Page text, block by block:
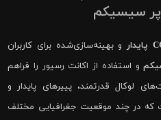
سیسیکم
و بهینه‌سازی‌شده برای کاربران
و استفاده از اکانت رسیور را فراهم
لوکال قدرتمند، پییرهای پایدار و
که در چند موقعیت جغرافیایی مختلف